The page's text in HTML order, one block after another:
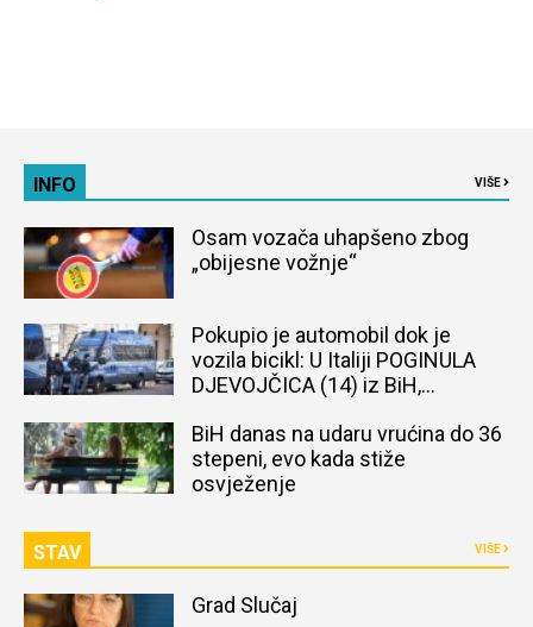
INFO VIŠE
Osam vozača uhapšeno zbog
„obijesne vožnje“
Pokupio je automobil dok je
vozila bicikl: U Italiji POGINULA
DJEVOJČICA (14) iz BiH,
BiH danas na udaru vrućina do 36
stepeni, evo kada stiže
osvježenje
STAV VIŠE
Grad Slučaj